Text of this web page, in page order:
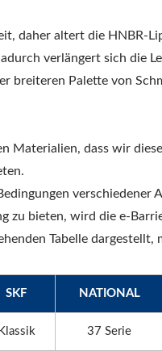
daher altert die HNBR-
verlängert sich die
breiteren Palette von
Materialien, dass wir
verschiedener
zu bieten, wird die e-
Tabelle
SKF NATIONAL
Klassik 37 Serie